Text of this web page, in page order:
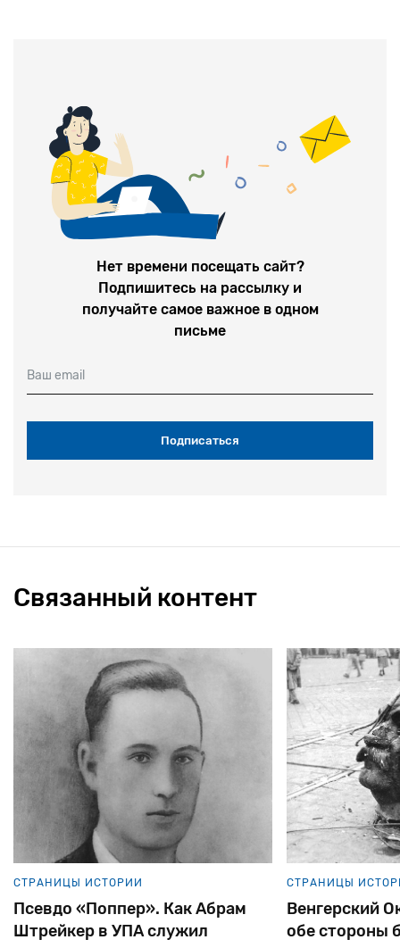
Нет времени посещать сайт?
Подпишитесь на рассылку и
получайте самое важное в одном
письме
Ваш email
Связанный контент
СТРАНИЦЫ ИСТОРИИ
Венгерский Октябрь. Евреи по
обе стороны баррикад
СТРАНИЦЫ
Как
едва не